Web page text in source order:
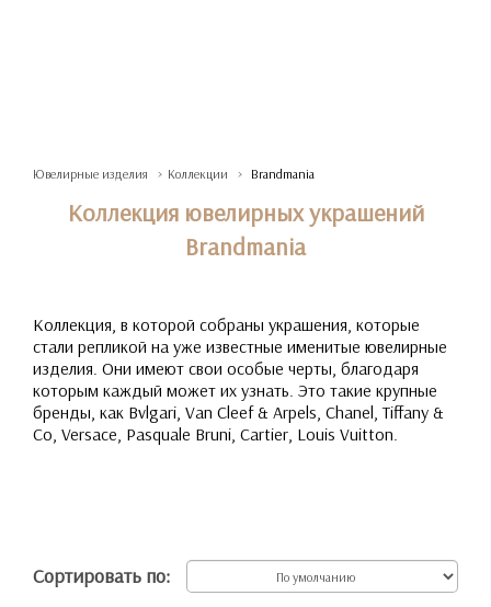
Ювелирные изделия Коллекции Brandmania
Коллекция ювелирных украшений
Brandmania
Коллекция, в которой собраны украшения, которые
стали репликой на уже известные именитые ювелирные
изделия. Они имеют свои особые черты, благодаря
которым каждый может их узнать. Это такие крупные
бренды, как Bvlgari, Van Cleef & Arpels, Chanel, Tiffany &
Co, Versace, Pasquale Bruni, Cartier, Louis Vuitton.
Сортировать по: